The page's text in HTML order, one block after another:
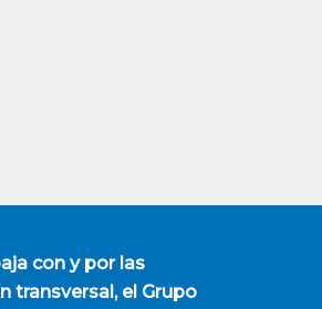
con y por las
transversal, el Grupo